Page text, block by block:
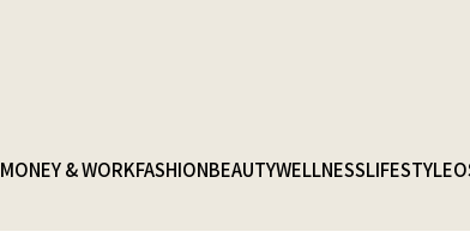
MONEY & WORKFASHIONBEAUTYWELLNESSLIFESTYLE